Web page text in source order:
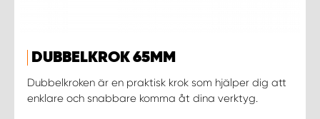
DUBBELKROK 65MM
Dubbelkroken är en praktisk krok som hjälper dig att
enklare och snabbare komma åt dina verktyg.